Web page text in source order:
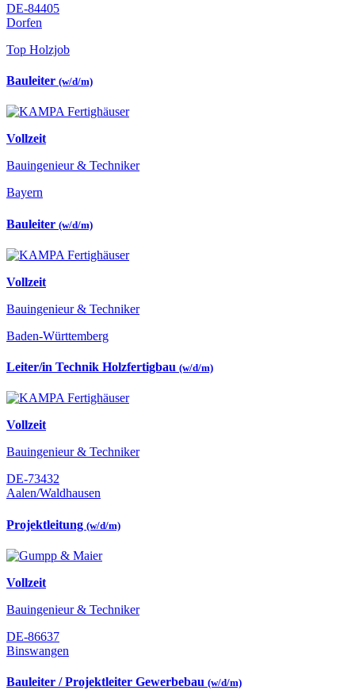
DE-84405
Dorfen
Top Holzjob
Bauleiter (w/d/m)
Vollzeit
Bauingenieur & Techniker
Bayern
Bauleiter (w/d/m)
Vollzeit
Bauingenieur & Techniker
Baden-Württemberg
Leiter/in Technik Holzfertigbau (w/d/m)
Vollzeit
Bauingenieur & Techniker
DE-73432
Aalen/Waldhausen
Projektleitung (w/d/m)
Vollzeit
Bauingenieur & Techniker
DE-86637
Binswangen
Bauleiter / Projektleiter Gewerbebau (w/d/m)